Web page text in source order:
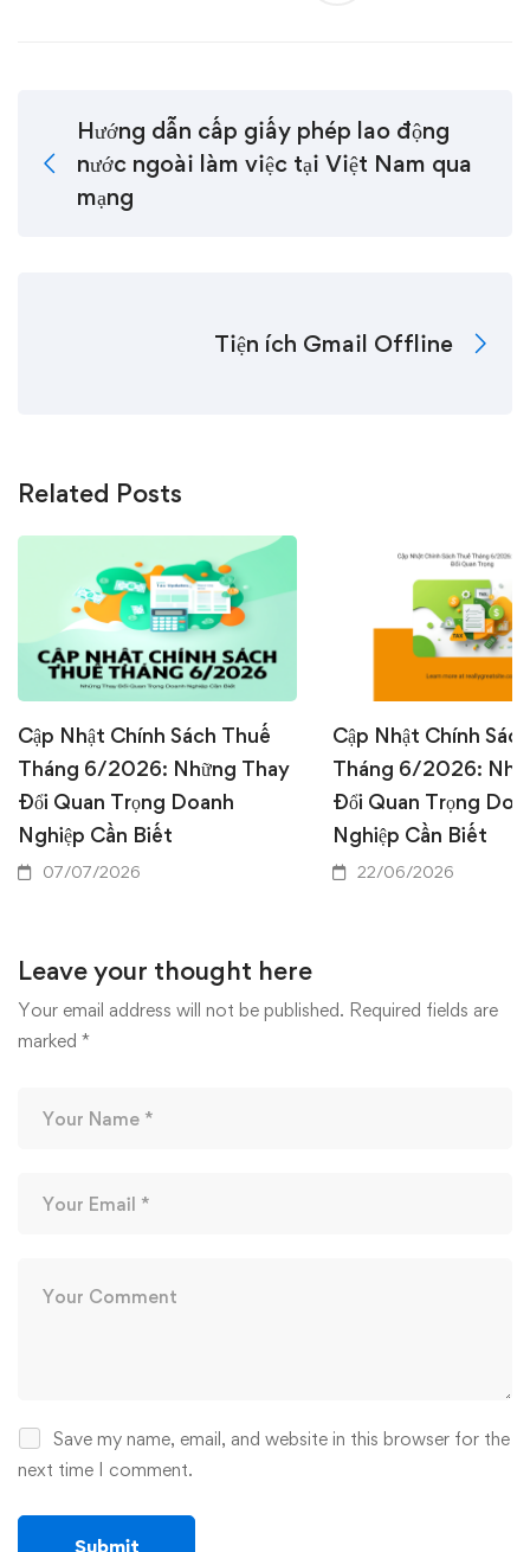
Hướng dẫn cấp giấy phép lao động
nước ngoài làm việc tại Việt Nam qua
mạng
Tiện ích Gmail Offline
Related Posts
Cập Nhật Chính Sách Thuế
Tháng 6/2026: Những Thay
Đổi Quan Trọng Doanh
Nghiệp Cần Biết
07/07/2026
Cập Nhật Chính
Tháng 6/2026:
Đổi Quan Trọng
Nghiệp Cần Biết
22/06/2026
Leave your thought here
Your email address will not be published. Required fields are
marked *
Save my name, email, and website in this browser for the
next time I comment.